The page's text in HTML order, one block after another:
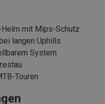
mit Mips-Schutz
langen Uphills
System
Touren